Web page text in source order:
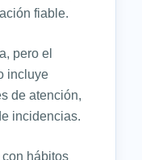
fiable.
pero el
incluye
de atención,
incidencias.
hábitos